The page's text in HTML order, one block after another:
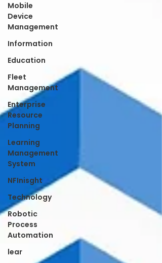
Mobile
Device
Management
Information
Education
Fleet
Management
Enterprise
Resource
Planning
Learning
Management
System
NFInisght
Technology
Robotic
Process
Automation
lear